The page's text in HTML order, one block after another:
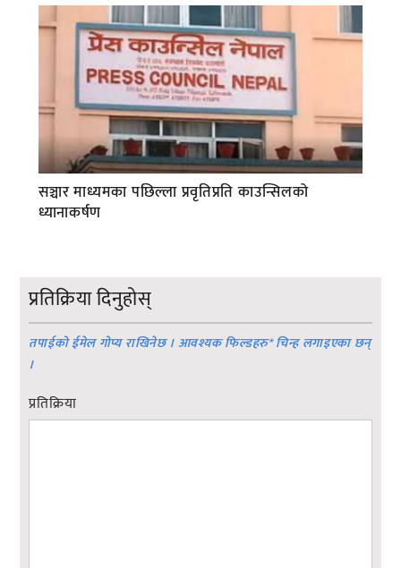
सञ्चार माध्यमका पछिल्ला प्रवृतिप्रति काउन्सिलको
ध्यानाकर्षण
प्रतिक्रिया दिनुहोस्
तपाईको ईमेल गोप्य राखिनेछ । आवश्यक फिल्डहरु*चिन्ह लगाइएका छन्
।
प्रतिक्रिया